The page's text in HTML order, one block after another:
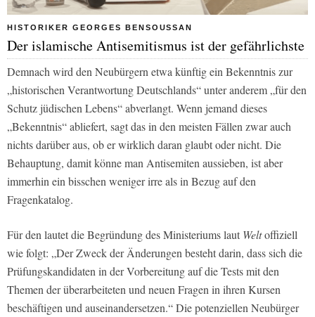
HISTORIKER GEORGES BENSOUSSAN
Der islamische Antisemitismus ist der gefährlichste
Demnach wird den Neubürgern etwa künftig ein Bekenntnis zur
„historischen Verantwortung Deutschlands“ unter anderem „für den
Schutz jüdischen Lebens“ abverlangt. Wenn jemand dieses
„Bekenntnis“ abliefert, sagt das in den meisten Fällen zwar auch
nichts darüber aus, ob er wirklich daran glaubt oder nicht. Die
Behauptung, damit könne man Antisemiten aussieben, ist aber
immerhin ein bisschen weniger irre als in Bezug auf den
Fragenkatalog.
Für den lautet die Begründung des Ministeriums laut Weltoffiziell
wie folgt: „Der Zweck der Änderungen besteht darin, dass sich die
Prüfungskandidaten in der Vorbereitung auf die Tests mit den
Themen der überarbeiteten und neuen Fragen in ihren Kursen
beschäftigen und auseinandersetzen.“ Die potenziellen Neubürger